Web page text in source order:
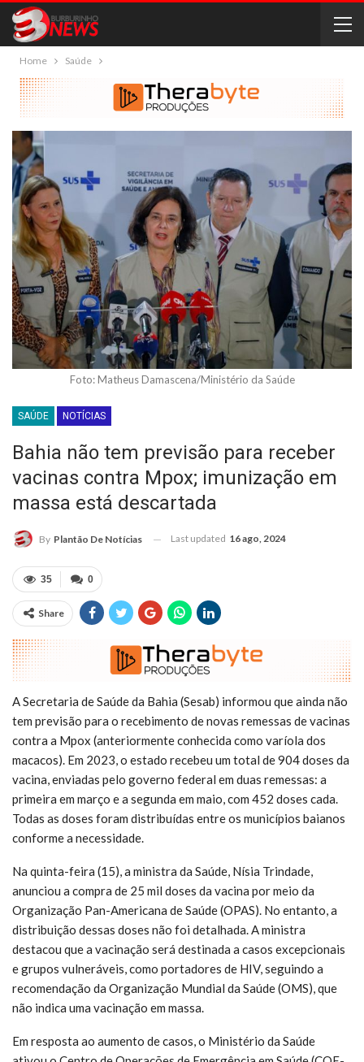
Home Saúde
Foto: Matheus Damascena/Ministério da Saúde
SAÚDE NOTÍCIAS
Bahia não tem previsão para receber
vacinas contra Mpox; imunização em
massa está descartada
By Plantão De Notícias Last updated 16 ago, 2024
0
35
Share
A Secretaria de Saúde da Bahia (Sesab) informou que ainda não
tem previsão para o recebimento de novas remessas de vacinas
contra a Mpox (anteriormente conhecida como varíola dos
macacos). Em 2023, o estado recebeu um total de 904 doses da
vacina, enviadas pelo governo federal em duas remessas: a
primeira em março e a segunda em maio, com 452 doses cada.
Todas as doses foram distribuídas entre os municípios baianos
conforme a necessidade.
Na quinta-feira (15), a ministra da Saúde, Nísia Trindade,
anunciou a compra de 25 mil doses da vacina por meio da
Organização Pan-Americana de Saúde (OPAS). No entanto, a
distribuição dessas doses não foi detalhada. A ministra
destacou que a vacinação será destinada a casos excepcionais
e grupos vulneráveis, como portadores de HIV, seguindo a
recomendação da Organização Mundial da Saúde (OMS), que
não indica uma vacinação em massa.
Em resposta ao aumento de casos, o Ministério da Saúde